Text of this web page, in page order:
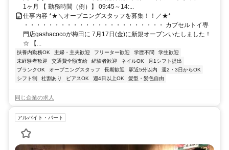
1ヶ月 【 勤務時間（例）】 09:45～14:...
仕事内容 *★＼オープニングスタッフを募集！！／★*
・・・・・・・・・・・・・・・・・・・・・・・ カプセルトイ専
門店gashacocoが梅田に 7月17日(金)に新規オープンいたしました！
☆ 【...
扶養内勤務OK 主婦・主夫歓迎 フリーター歓迎 学歴不問
学生歓迎
未経験者歓迎
交通費全額支給 経験者歓迎 ネイルOK
月1シフト提出
ブランクOK
オープニングスタッフ 長期歓迎 駅近5分以内
週2・3日からOK
シフト制
社割あり ピアスOK 週4日以上OK 髪型・髪色自由
同じ企業の求人
アルバイト・パート